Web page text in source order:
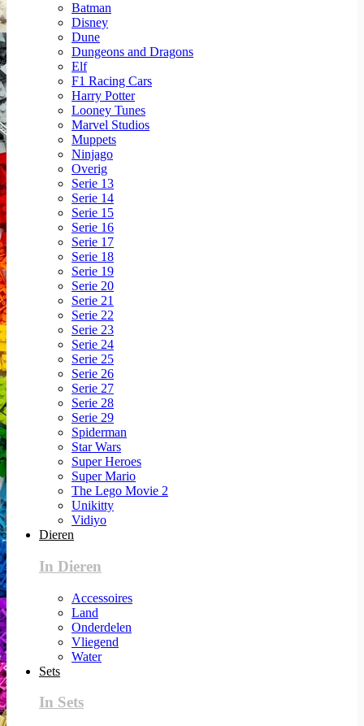
Batman
Disney
Dune
Dungeons and Dragons
Elf
F1 Racing Cars
Harry Potter
Looney Tunes
Marvel Studios
Muppets
Ninjago
Overig
Serie 13
Serie 14
Serie 15
Serie 16
Serie 17
Serie 18
Serie 19
Serie 20
Serie 21
Serie 22
Serie 23
Serie 24
Serie 25
Serie 26
Serie 27
Serie 28
Serie 29
Spiderman
Star Wars
Super Heroes
Super Mario
The Lego Movie 2
Unikitty
Vidiyo
Dieren
In Dieren
Accessoires
Land
Onderdelen
Vliegend
Water
Sets
In Sets